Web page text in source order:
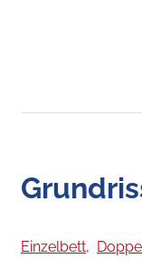
Einzelbett,